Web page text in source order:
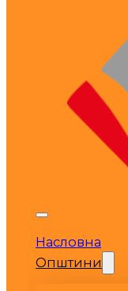
Насловна
Општини